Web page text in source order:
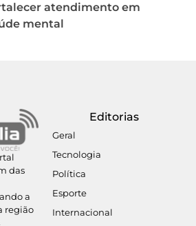
atendimento em
mental
das
a
região
Editorias
Geral
Tecnologia
Política
Esporte
Internacional